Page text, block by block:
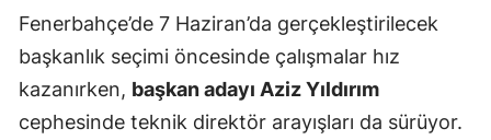
Elazığ
Fenerbahçe’de 7 Haziran’da gerçekleştirilecek
başkanlık seçimi öncesinde çalışmalar hız
kazanırken, başkan adayı Aziz Yıldırım
cephesinde teknik direktör arayışları da sürüyor.